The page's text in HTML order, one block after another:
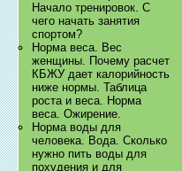
Начало тренировок. С
чего начать занятия
спортом?
Норма веса. Вес
женщины. Почему расчет
КБЖУ дает калорийность
ниже нормы. Таблица
роста и веса. Норма
веса. Ожирение.
Норма воды для
человека. Вода. Сколько
нужно пить воды для
похудения и для